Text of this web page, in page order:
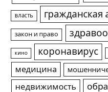
власть гражданская
закон и право
кино коронавирус
медицина
недвижимость